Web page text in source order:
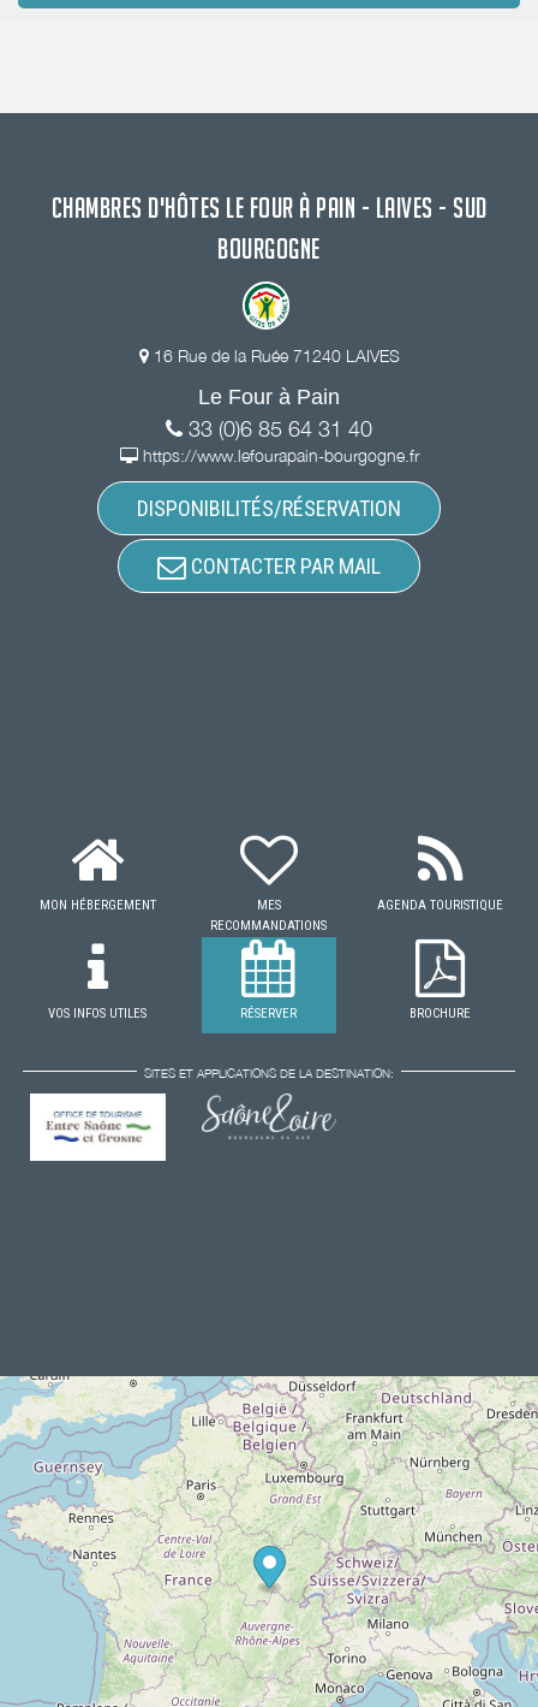
CHAMBRES D'HÔTES LE FOUR À PAIN - LAIVES - SUD
BOURGOGNE
16 Rue de la Ruée 71240 LAIVES
Le Four à Pain
33 (0)6 85 64 31 40
https://www.lefourapain-bourgogne.fr
DISPONIBILITÉS/RÉSERVATION
CONTACTER PAR MAIL
MON HÉBERGEMENT
MES
RECOMMANDATIONS
AGENDA TOURISTIQUE
VOS INFOS UTILES RÉSERVER BROCHURE
SITES ET APPLICATIONS DE LA DESTINATION: